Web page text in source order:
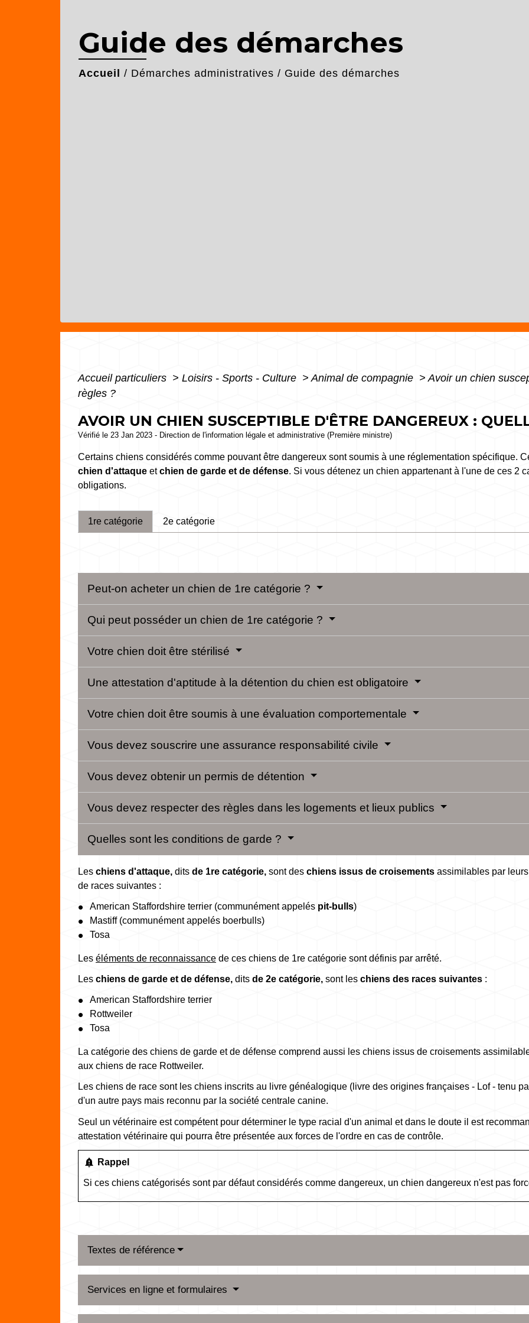
Guide des démarches
Accueil / Démarches administratives / Guide des démarches
Accueil particuliers > Loisirs - Sports - Culture > Animal de compagnie > Avoir un chien
règles ?
AVOIR UN CHIEN SUSCEPTIBLE D'ÊTRE DANGEREUX :
Vérifié le 23 Jan 2023 - Direction de l'information légale et administrative (Première ministre)
Certains chiens considérés comme pouvant être dangereux sont soumis à une réglementation spécifique.
chien d'attaque etchien de garde et de défense. Si vous détenez un chien appartenant à l'une de ces 2
obligations.
1re catégorie 2e catégorie
Peut-on acheter un chien de 1re catégorie ?
Qui peut posséder un chien de 1re catégorie ?
Votre chien doit être stérilisé
Une attestation d'aptitude à la détention du chien est obligatoire
Votre chien doit être soumis à une évaluation comportementale
Vous devez souscrire une assurance responsabilité civile
Vous devez obtenir un permis de détention
Vous devez respecter des règles dans les logements et lieux publics
Quelles sont les conditions de garde ?
Les chiens d'attaque, dits de 1re catégorie, sont des chiens issus de croisements assimilables par
de races suivantes :
American Staffordshire terrier (communément appelés pit-bulls)
Mastiff (communément appelés boerbulls)
Tosa
Les éléments de reconnaissance de ces chiens de 1re catégorie sont définis par arrêté.
Les chiens de garde et de défense, dits de 2e catégorie, sont les chiens des races suivantes :
American Staffordshire terrier
Rottweiler
Tosa
La catégorie des chiens de garde et de défense comprend aussi les chiens issus de croisements
aux chiens de race Rottweiler.
Les chiens de race sont les chiens inscrits au livre généalogique (livre des origines françaises - Lof - tenu
d'un autre pays mais reconnu par la société centrale canine.
Seul un vétérinaire est compétent pour déterminer le type racial d'un animal et dans le doute il est
attestation vétérinaire qui pourra être présentée aux forces de l'ordre en cas de contrôle.
notification_important Rappel
Si ces chiens catégorisés sont par défaut considérés comme dangereux, un chien dangereux n'est pas
Textes de référence
Services en ligne et formulaires